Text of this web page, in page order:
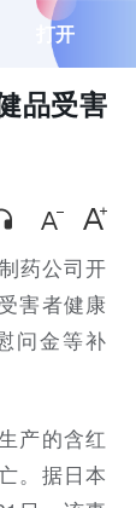
打开
品受害
药公司开
害者健康
问金等补
产的含红
。据日本